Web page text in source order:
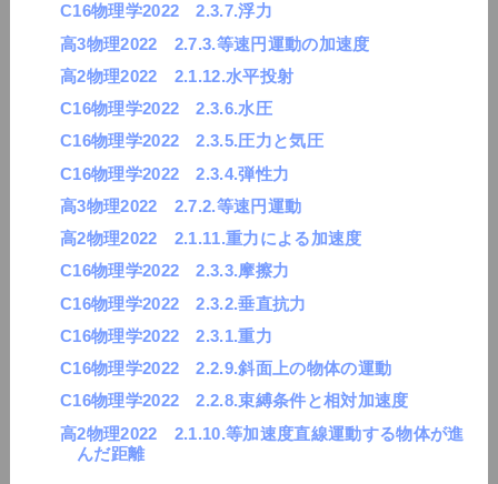
C16物理学2022 2.3.7.浮力
高3物理2022 2.7.3.等速円運動の加速度
高2物理2022 2.1.12.水平投射
C16物理学2022 2.3.6.水圧
C16物理学2022 2.3.5.圧力と気圧
C16物理学2022 2.3.4.弾性力
高3物理2022 2.7.2.等速円運動
高2物理2022 2.1.11.重力による加速度
C16物理学2022 2.3.3.摩擦力
C16物理学2022 2.3.2.垂直抗力
C16物理学2022 2.3.1.重力
C16物理学2022 2.2.9.斜面上の物体の運動
C16物理学2022 2.2.8.束縛条件と相対加速度
高2物理2022 2.1.10.等加速度直線運動する物体が進
んだ距離